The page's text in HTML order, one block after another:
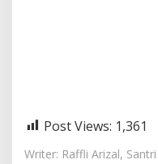
Post Views: 1,361
Writer: Raffli Arizal,